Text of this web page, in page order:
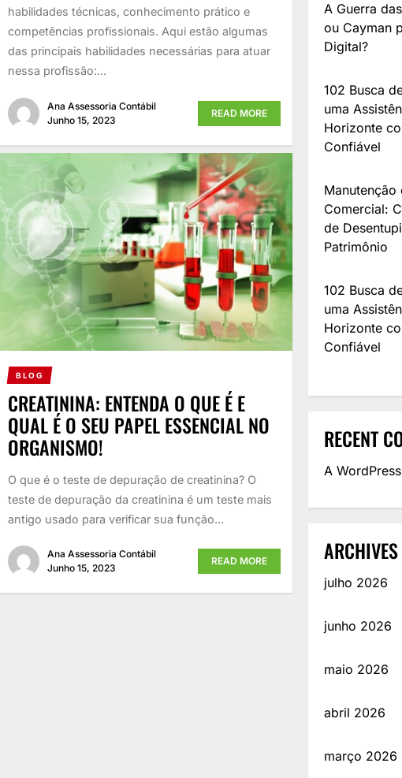
habilidades técnicas, conhecimento prático e
competências profissionais. Aqui estão algumas
das principais habilidades necessárias para atuar
nessa profissão:...
Ana Assessoria Contábil
Junho 15, 2023
READ MORE
BLOG
CREATININA: ENTENDA O QUE É E
QUAL É O SEU PAPEL ESSENCIAL NO
ORGANISMO!
O que é o teste de depuração de creatinina? O
teste de depuração da creatinina é um teste mais
antigo usado para verificar sua função...
Ana Assessoria Contábil
Junho 15, 2023
READ MORE
A Guerra
ou Cayman
Digital?
102 Busca
uma
Horizonte
Confiável
Manutenção
Comercial:
de
Patrimônio
102 Busca
uma
Horizonte
Confiável
RECENT
A
ARCHIVES
julho 2026
junho 2026
maio 2026
abril 2026
março 2026